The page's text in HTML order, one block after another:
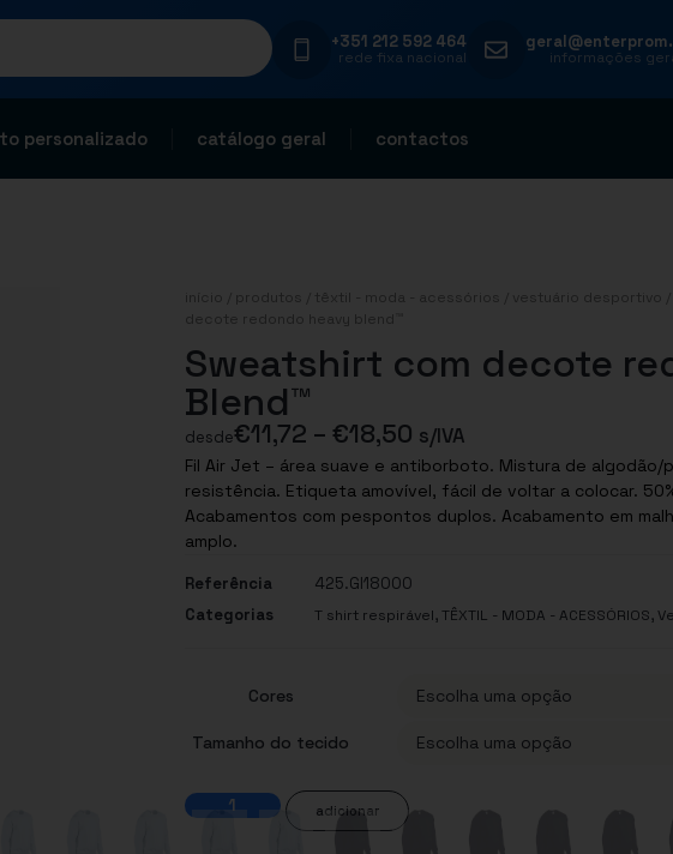
+351 212 592 464
rede fixa nacional informações
personalizado catálogo geral contactos
início produtos têxtil - moda - acessórios vestuário desportivo
decote redondo heavy blend™
Sweatshirt com decote
Blend™
desde€11,72 – €18,50 s/IVA
Fil Air Jet – área suave e antiborboto. Mistura de algodão/poliéster: conforto e
resistência. Etiqueta amovível, fácil de voltar a colocar. 50% algodão/50% poliéster.
Acabamentos com pespontos duplos. Acabamento em
amplo.
Referência
425.GI18000
Categorias
T shirt respirável,TÊXTIL - MODA - ACESSÓRIOS,
Cores
Tamanho do tecido
adicionar